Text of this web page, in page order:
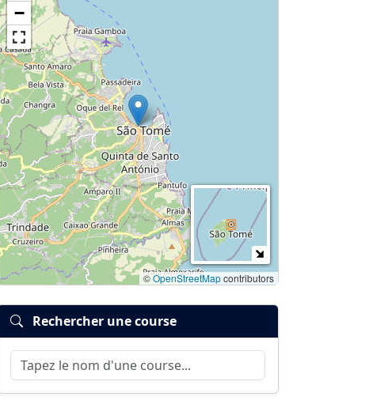
−
©OpenStreetMapcontributors
Rechercher une course